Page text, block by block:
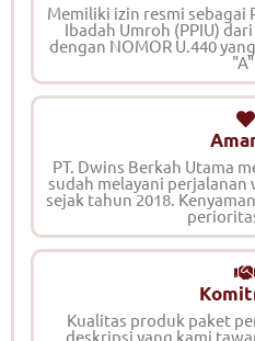
Memiliki izin resmi sebagai
Ibadah Umroh (PPIU)
dengan NOMOR U.440
PT. Dwins Berkah Utama
sudah melayani
sejak tahun 2018.
Kualitas produk paket
deskripsi yang kami